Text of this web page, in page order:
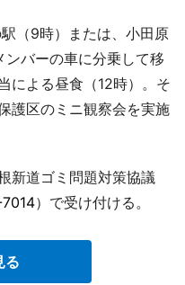
（9時）または、小田原
バーの車に分乗して移
による昼食（12時）。そ
護区のミニ観察会を実施
新道ゴミ問題対策協議
）で受け付ける。
る